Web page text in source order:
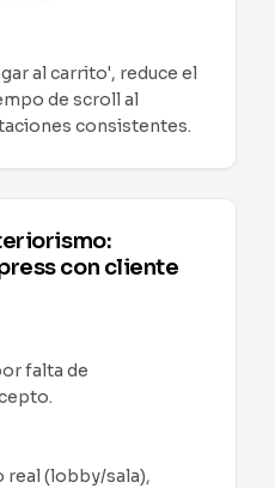
al carrito', reduce el
de scroll al
consistentes.
con cliente
falta de
real (lobby/sala),